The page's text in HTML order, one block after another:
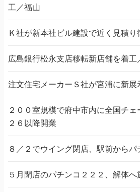
工／福山
Ｋ社が新本社ビル建設で近く見積
広島銀行松永支店移転新店舗を着工
注文住宅メーカーＳ社が宮浦に新
２００室規模で府中市内に全国チ
２６以降開業
８／２でウイング閉店、駅前から
５月閉店のパチンコ２２２、解体